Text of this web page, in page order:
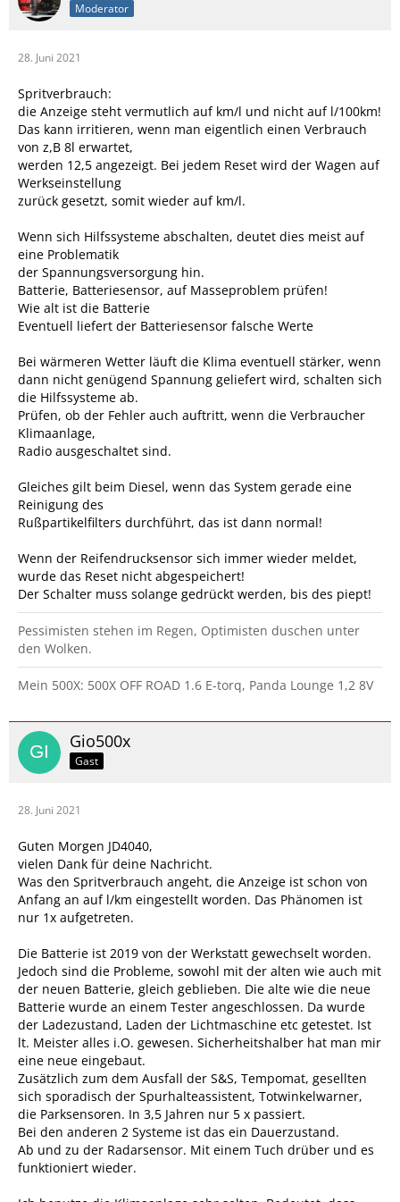
Moderator
28. Juni 2021
Spritverbrauch:
die Anzeige steht vermutlich auf km/l und nicht auf l/100km!
Das kann irritieren, wenn man eigentlich einen Verbrauch
von z,B 8l erwartet,
werden 12,5 angezeigt. Bei jedem Reset wird der Wagen auf
Werkseinstellung
zurück gesetzt, somit wieder auf km/l.
Wenn sich Hilfssysteme abschalten, deutet dies meist auf
eine Problematik
der Spannungsversorgung hin.
Batterie, Batteriesensor, auf Masseproblem prüfen!
Wie alt ist die Batterie
Eventuell liefert der Batteriesensor falsche Werte
Bei wärmeren Wetter läuft die Klima eventuell stärker, wenn
dann nicht genügend Spannung geliefert wird, schalten sich
die Hilfssysteme ab.
Prüfen, ob der Fehler auch auftritt, wenn die Verbraucher
Klimaanlage,
Radio ausgeschaltet sind.
Gleiches gilt beim Diesel, wenn das System gerade eine
Reinigung des
Rußpartikelfilters durchführt, das ist dann normal!
Wenn der Reifendrucksensor sich immer wieder meldet,
wurde das Reset nicht abgespeichert!
Der Schalter muss solange gedrückt werden, bis des piept!
Pessimisten stehen im Regen, Optimisten duschen unter
den Wolken.
Mein 500X: 500X OFF ROAD 1.6 E-torq, Panda Lounge 1,2 8V
Gio500x
Gast
28. Juni 2021
Guten Morgen JD4040,
vielen Dank für deine Nachricht.
Was den Spritverbrauch angeht, die Anzeige ist schon von
Anfang an auf l/km eingestellt worden. Das Phänomen ist
nur 1x aufgetreten.
Die Batterie ist 2019 von der Werkstatt gewechselt worden.
Jedoch sind die Probleme, sowohl mit der alten wie auch mit
der neuen Batterie, gleich geblieben. Die alte wie die neue
Batterie wurde an einem Tester angeschlossen. Da wurde
der Ladezustand, Laden der Lichtmaschine etc getestet. Ist
lt. Meister alles i.O. gewesen. Sicherheitshalber hat man mir
eine neue eingebaut.
Zusätzlich zum dem Ausfall der S&S, Tempomat, gesellten
sich sporadisch der Spurhalteassistent, Totwinkelwarner,
die Parksensoren. In 3,5 Jahren nur 5 x passiert.
Bei den anderen 2 Systeme ist das ein Dauerzustand.
Ab und zu der Radarsensor. Mit einem Tuch drüber und es
funktioniert wieder.